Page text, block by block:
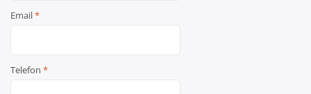
Email*
Telefon *